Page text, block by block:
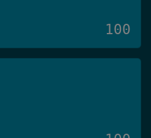
100